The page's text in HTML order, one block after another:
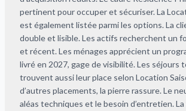
pertinent pour occuper et sécuriser. La
est également listée parmi les options. La
double et lisible. Les actifs recherchent un
et récent. Les ménages apprécient un
livré en 2027, gage de visibilité. Les séjours
trouvent aussi leur place selon Location
d’autres placements, la pierre rassure. Le
aléas techniques et le besoin d’entretien.